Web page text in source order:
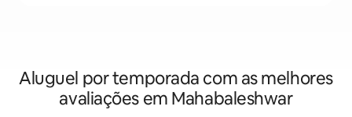
Aluguel por temporada com as melhores
avaliações em Mahabaleshwar